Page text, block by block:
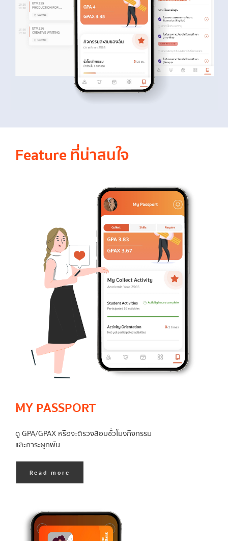
Feature ที่น่าสนใจ
MY PASSPORT
ดู GPA/GPAX หรือจะตรวจสอบชั่วโมงกิจกรรม
และภาระผูกพัน
Read more